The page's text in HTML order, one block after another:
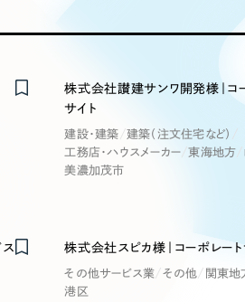
配信したメールマガジンのアーカイブ
すべて （624件）
ブランドサイト・サービスサイ
求人・採用サイト
LP（ランディングページ） （
求人・採用サイト
キャンペーン・プロモーション
サイト
株式会社讃建サンワ開発様｜コ
サイト
建設・建築
建築（注文住宅など）
工務店・ハウスメーカー
東海地方
美濃加茂市
株式会社スピカ様｜コーポレート
その他サービス業 その他 関東地
港区